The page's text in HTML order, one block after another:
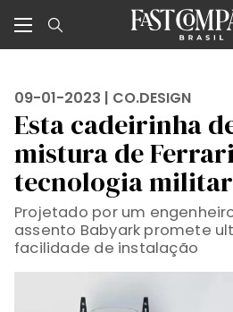
09-01-2023 | CO.DESIGN
Esta cadeirinha
mistura de
tecnologia militar
Projetado por um
assento Babyark promete
facilidade de instalação